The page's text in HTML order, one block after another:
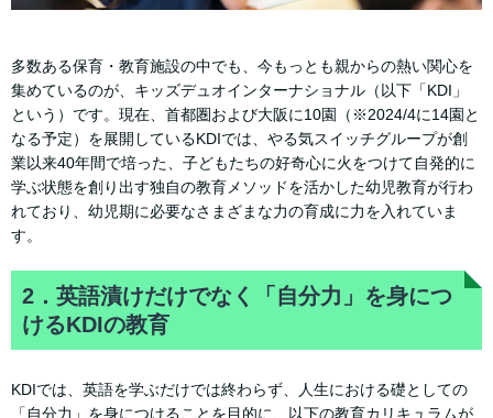
多数ある保育・教育施設の中でも、今もっとも親からの熱い関心を
集めているのが、キッズデュオインターナショナル（以下「KDI」
という）です。現在、首都圏および大阪に10園（※2024/4に14園と
なる予定）を展開しているKDIでは、やる気スイッチグループが創
業以来40年間で培った、子どもたちの好奇心に火をつけて自発的に
学ぶ状態を創り出す独自の教育メソッドを活かした幼児教育が行わ
れており、幼児期に必要なさまざまな力の育成に力を入れていま
す。
2．英語漬けだけでなく「自分力」を身につ
けるKDIの教育
KDIでは、英語を学ぶだけでは終わらず、人生における礎としての
「自分力」を身につけることを目的に、以下の教育カリキュラムが